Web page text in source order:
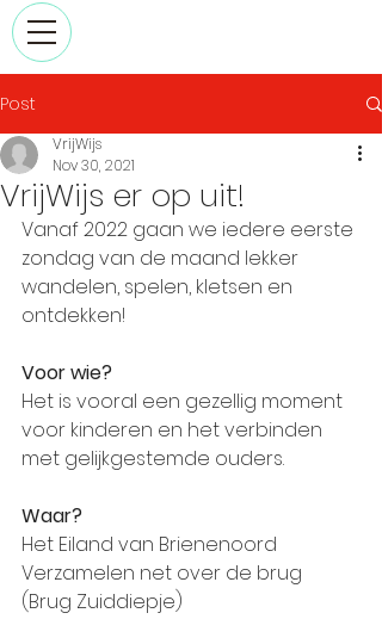
Post
VrijWijs er op uit!
VrijWijs
Nov 30, 2021
Vanaf 2022 gaan we iedere eerste
zondag van de maand lekker
wandelen, spelen, kletsen en
ontdekken!
Voor wie?
Het is vooral een gezellig moment
voor kinderen en het verbinden
met gelijkgestemde ouders.
Waar?
Het Eiland van Brienenoord
Verzamelen net over de brug
(Brug Zuiddiepje)